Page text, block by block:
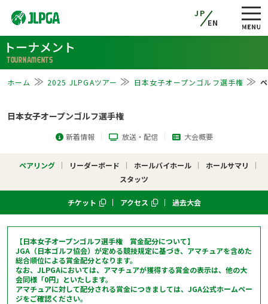
JP
EN
トーナメント
TOURNAMENTS
ホーム 2025 JLPGAツアー 日本女子オープンゴルフ選手権
日本女子オープンゴルフ選手権
新着情報 放送・配信 大会概要
ペアリング リーダーボード ホールバイホール
ホールサマリ
スタッツ
チケット アクセス 過去大会
【日本女子オープンゴルフ選手権 賞金配分について】
JGA（日本ゴルフ協会）が定める競技規定に基づき、アマチュアを含めた
総合順位による賞金配分となります。
なお、JLPGAにおいては、アマチュアが獲得する賞金の表示は、他の大
会同様「0円」といたします。
アマチュアに対して配分される賞金につきましては、 JGA公式ホームペー
ジをご確認ください。